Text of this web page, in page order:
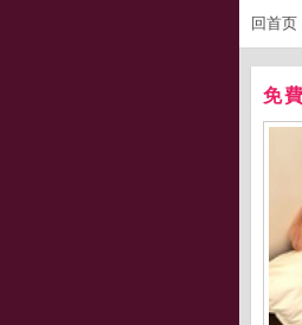
回首页
免